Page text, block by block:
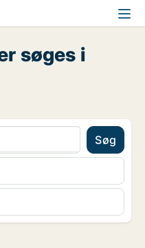
søges i
Søg